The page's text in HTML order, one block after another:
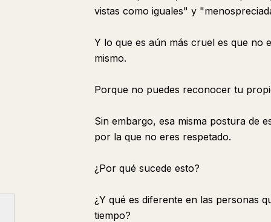
vistas como iguales" y
Y lo que es aún más cruel es que no
mismo.
Porque no puedes reconocer tu
Sin embargo, esa misma postura de
por la que no eres respetado.
¿Por qué sucede esto?
¿Y qué es diferente en las personas
tiempo?